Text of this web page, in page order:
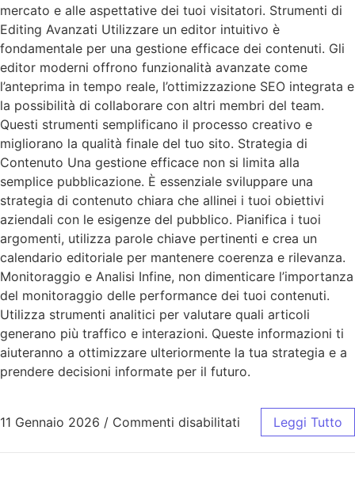
mercato e alle aspettative dei tuoi visitatori. Strumenti di
Editing Avanzati Utilizzare un editor intuitivo è
fondamentale per una gestione efficace dei contenuti. Gli
editor moderni offrono funzionalità avanzate come
l’anteprima in tempo reale, l’ottimizzazione SEO integrata e
la possibilità di collaborare con altri membri del team.
Questi strumenti semplificano il processo creativo e
migliorano la qualità finale del tuo sito. Strategia di
Contenuto Una gestione efficace non si limita alla
semplice pubblicazione. È essenziale sviluppare una
strategia di contenuto chiara che allinei i tuoi obiettivi
aziendali con le esigenze del pubblico. Pianifica i tuoi
argomenti, utilizza parole chiave pertinenti e crea un
calendario editoriale per mantenere coerenza e rilevanza.
Monitoraggio e Analisi Infine, non dimenticare l’importanza
del monitoraggio delle performance dei tuoi contenuti.
Utilizza strumenti analitici per valutare quali articoli
generano più traffico e interazioni. Queste informazioni ti
aiuteranno a ottimizzare ulteriormente la tua strategia e a
prendere decisioni informate per il futuro.
11 Gennaio 2026 / Commenti disabilitati Leggi Tutto